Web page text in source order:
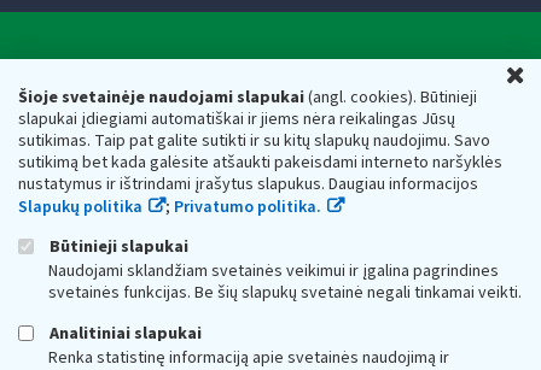
Šioje svetainėje naudojami slapukai(angl. cookies). Būtinieji
slapukai įdiegiami automatiškai ir jiems nėra reikalingas Jūsų
sutikimas. Taip pat galite sutikti ir su kitų slapukų naudojimu. Savo
sutikimą bet kada galėsite atšaukti pakeisdami interneto naršyklės
nustatymus ir ištrindami įrašytus slapukus. Daugiau informacijos
Slapukų politika
; Privatumo politika.
Būtinieji slapukai
Naudojami sklandžiam svetainės veikimui ir įgalina pagrindines
svetainės funkcijas. Be šių slapukų svetainė negali tinkamai veikti.
Analitiniai slapukai
Renka statistinę informaciją apie svetainės naudojimą ir
Valstybinė mokesčių inspekcija prie Lietuvos
Respublikos finansų ministerijos
Biudžetinė įstaiga. Juridinio asmens kodas — 188659752,
adresas: Vasario 16-osios g. 14, 01107 Vilnius, Lietuva, el.paštas:
vmi@vmi.lt , E. pristatymo dėžutės adresas 188659752
Duomenys apie Valstybinę mokesčių inspekciją prie Lietuvos
Respublikos finansų ministerijos kaupiami ir saugomi Juridinių